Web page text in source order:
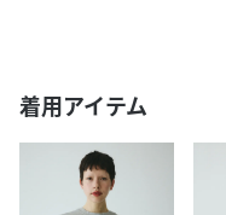
着用アイテム